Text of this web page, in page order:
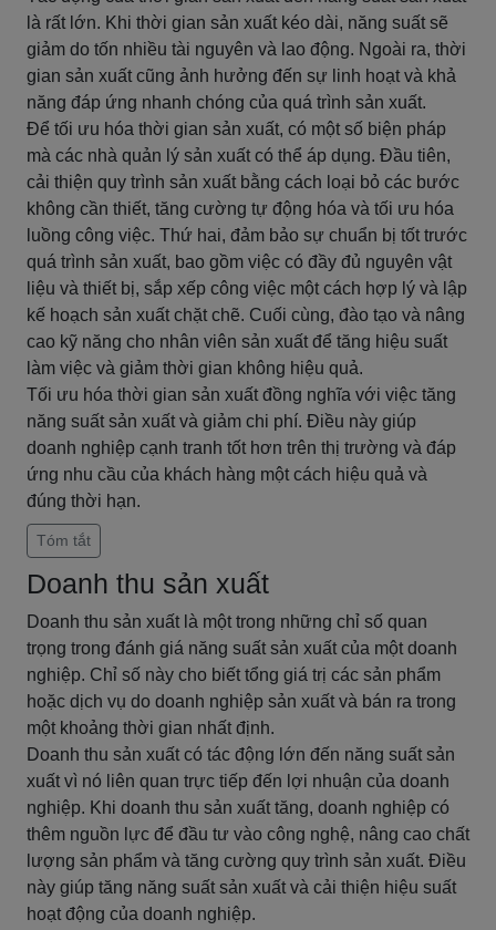
là rất lớn. Khi thời gian sản xuất kéo dài, năng suất sẽ
giảm do tốn nhiều tài nguyên và lao động. Ngoài ra, thời
gian sản xuất cũng ảnh hưởng đến sự linh hoạt và khả
năng đáp ứng nhanh chóng của quá trình sản xuất.
Để tối ưu hóa thời gian sản xuất, có một số biện pháp
mà các nhà quản lý sản xuất có thể áp dụng. Đầu tiên,
cải thiện quy trình sản xuất bằng cách loại bỏ các bước
không cần thiết, tăng cường tự động hóa và tối ưu hóa
luồng công việc. Thứ hai, đảm bảo sự chuẩn bị tốt trước
quá trình sản xuất, bao gồm việc có đầy đủ nguyên vật
liệu và thiết bị, sắp xếp công việc một cách hợp lý và lập
kế hoạch sản xuất chặt chẽ. Cuối cùng, đào tạo và nâng
cao kỹ năng cho nhân viên sản xuất để tăng hiệu suất
làm việc và giảm thời gian không hiệu quả.
Tối ưu hóa thời gian sản xuất đồng nghĩa với việc tăng
năng suất sản xuất và giảm chi phí. Điều này giúp
doanh nghiệp cạnh tranh tốt hơn trên thị trường và đáp
ứng nhu cầu của khách hàng một cách hiệu quả và
đúng thời hạn.
Tóm tắt
Doanh thu sản xuất
Doanh thu sản xuất là một trong những chỉ số quan
trọng trong đánh giá năng suất sản xuất của một doanh
nghiệp. Chỉ số này cho biết tổng giá trị các sản phẩm
hoặc dịch vụ do doanh nghiệp sản xuất và bán ra trong
một khoảng thời gian nhất định.
Doanh thu sản xuất có tác động lớn đến năng suất sản
xuất vì nó liên quan trực tiếp đến lợi nhuận của doanh
nghiệp. Khi doanh thu sản xuất tăng, doanh nghiệp có
thêm nguồn lực để đầu tư vào công nghệ, nâng cao chất
lượng sản phẩm và tăng cường quy trình sản xuất. Điều
này giúp tăng năng suất sản xuất và cải thiện hiệu suất
hoạt động của doanh nghiệp.